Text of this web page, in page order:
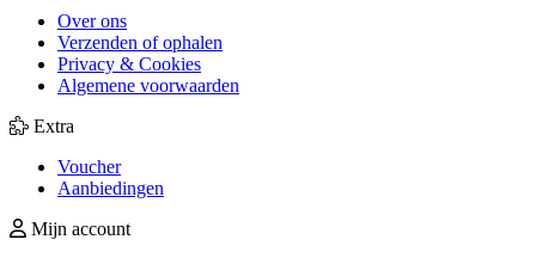
Over ons
Verzenden of ophalen
Privacy & Cookies
Algemene voorwaarden
Extra
Voucher
Aanbiedingen
Mijn account